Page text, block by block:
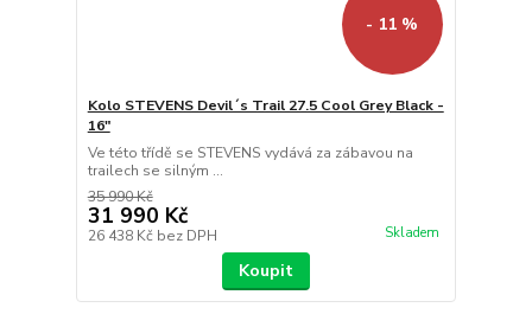
- 11 %
Kolo STEVENS Devil´s Trail 27.5 Cool Grey Black -
16"
Ve této třídě se STEVENS vydává za zábavou na
trailech se silným ...
35 990 Kč
31 990 Kč
26 438 Kč bez DPH Skladem
Koupit